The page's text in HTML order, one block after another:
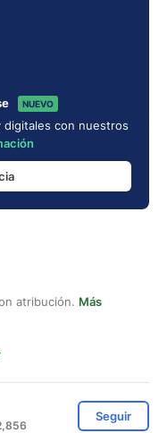
NUEVO
digitales con nuestros
atribución. Más
Seguir